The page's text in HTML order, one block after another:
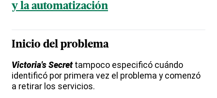
y la automatización
Inicio del problema
Victoria's Secrettampoco especificó cuándo
identificó por primera vez el problema y comenzó
a retirar los servicios.